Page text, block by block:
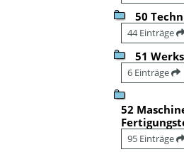
50
44 Einträge
51
6 Einträge
52
95 Einträge